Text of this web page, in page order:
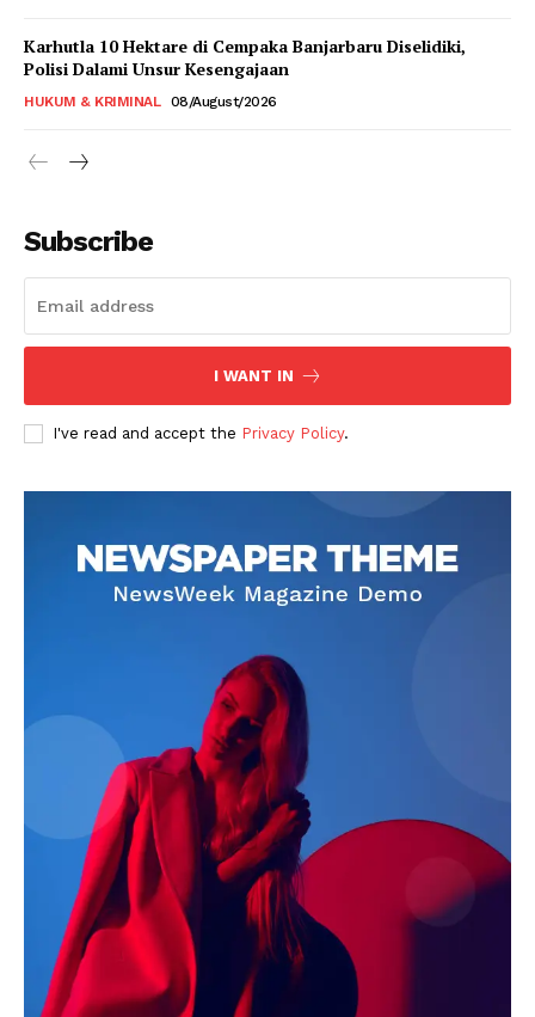
Karhutla 10 Hektare di Cempaka Banjarbaru Diselidiki,
Polisi Dalami Unsur Kesengajaan
HUKUM & KRIMINAL 08/August/2026
Subscribe
I WANT IN
I've read and accept the Privacy Policy.